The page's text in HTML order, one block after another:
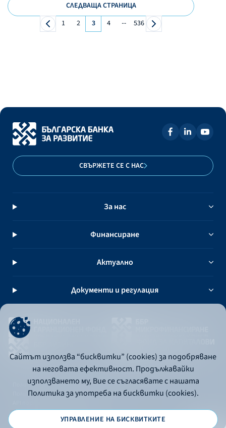
СЛЕДВАЩА СТРАНИЦА
1
2 3 4 ... 536
СВЪРЖЕТЕ СЕ С НАС
За нас
Финансиране
Актуално
Документи и регулация
Политика за употреба на бисквитки
Политика за поверителност
Сайтът използва “бисквитки” (cookies) за подобряване
на неговата ефективност. Продължавайки
използването му, Вие се съгласявате с нашата
Политика за употреба на бисквитки (cookies).
УПРАВЛЕНИЕ НА БИСКВИТКИТЕ